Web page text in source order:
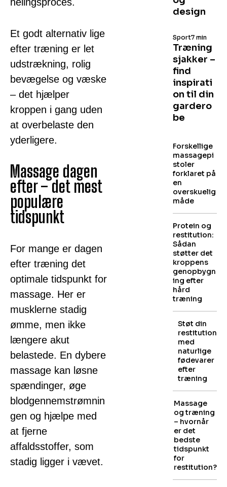
Et godt alternativ lige
efter træning er let
udstrækning, rolig
bevægelse og væske
– det hjælper
kroppen i gang uden
at overbelaste den
yderligere.
Massage dagen
efter – det mest
populære
tidspunkt
For mange er dagen
efter træning det
optimale tidspunkt for
massage. Her er
musklerne stadig
ømme, men ikke
længere akut
belastede. En dybere
massage kan løsne
spændinger, øge
blodgennemstrømnin
gen og hjælpe med
at fjerne
affaldsstoffer, som
stadig ligger i vævet.
design
Træning
sjakker –
find
inspirati
on til din
gardero
be
Sport7 min
Forskellige
massagepi
stoler
forklaret på
en
overskuelig
måde
Protein og
restitution:
Sådan
støtter det
kroppens
genopbygn
ing efter
hård
træning
Støt din
restitution
med
naturlige
fødevarer
efter
træning
Massage
og træning
– hvornår
er det
bedste
tidspunkt
for
restitution?